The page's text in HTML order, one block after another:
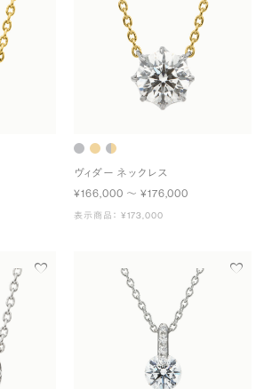
ヴィダー ネックレス
¥166,000 〜 ¥176,000
表示商品： ¥173,000